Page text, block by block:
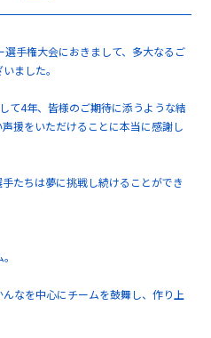
手権大会におきまして、多大なるご
ました。
て4年、皆様のご期待に添うような結
援をいただけることに本当に感謝し
たちは夢に挑戦し続けることができ
なを中心にチームを鼓舞し、作り上